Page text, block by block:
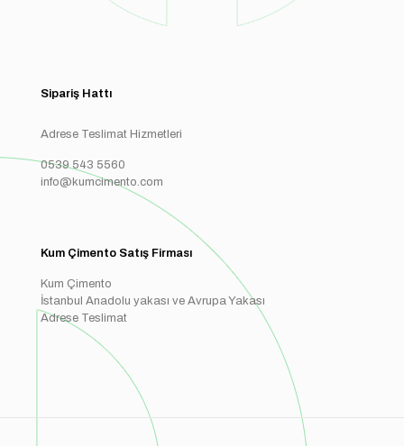
Sipariş Hattı
Adrese Teslimat Hizmetleri
0539 543 5560
info@kumcimento.com
Kum Çimento Satış Firması
Kum Çimento
İstanbul Anadolu yakası ve Avrupa Yakası
Adrese Teslimat